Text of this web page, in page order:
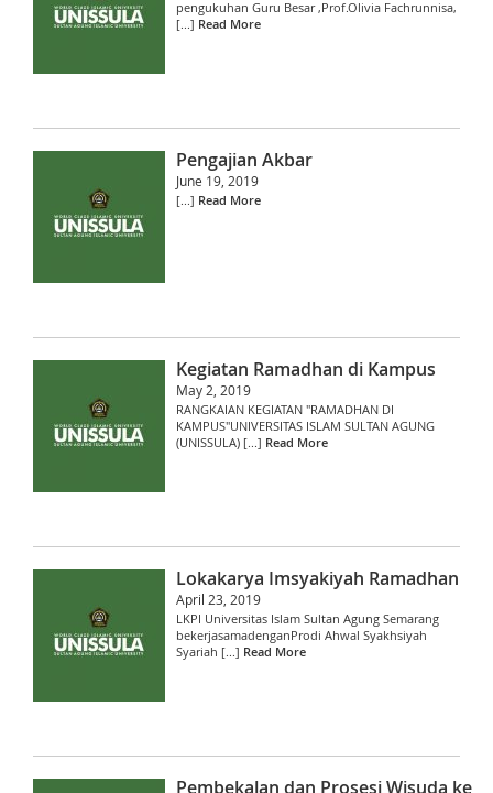
pengukuhan Guru Besar ,Prof.Olivia Fachrunnisa,
[...] Read More
Pengajian Akbar
June 19, 2019
[...] Read More
Kegiatan Ramadhan di Kampus
May 2, 2019
RANGKAIAN KEGIATAN "RAMADHAN DI
KAMPUS"UNIVERSITAS ISLAM SULTAN AGUNG
(UNISSULA) [...] Read More
Lokakarya Imsyakiyah Ramadhan
April 23, 2019
LKPI Universitas Islam Sultan Agung Semarang
bekerjasamadenganProdi Ahwal Syakhsiyah
Syariah [...] Read More
Pembekalan dan Prosesi Wisuda ke